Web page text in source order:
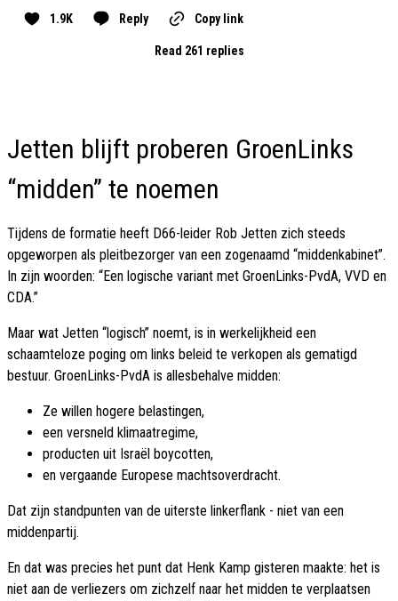
1.9K Reply Copy link
Read 261 replies
Jetten blijft proberen GroenLinks
“midden” te noemen
Tijdens de formatie heeft D66-leider Rob Jetten zich steeds
opgeworpen als pleitbezorger van een zogenaamd “middenkabinet”.
In zijn woorden: “Een logische variant met GroenLinks-PvdA, VVD en
CDA.”
Maar wat Jetten “logisch” noemt, is in werkelijkheid een
schaamteloze poging om links beleid te verkopen als gematigd
bestuur. GroenLinks-PvdA is allesbehalve midden:
Ze willen hogere belastingen,
een versneld klimaatregime,
producten uit Israël boycotten,
en vergaande Europese machtsoverdracht.
Dat zijn standpunten van de uiterste linkerflank - niet van een
middenpartij.
En dat was precies het punt dat Henk Kamp gisteren maakte: het is
niet aan de verliezers om zichzelf naar het midden te verplaatsen